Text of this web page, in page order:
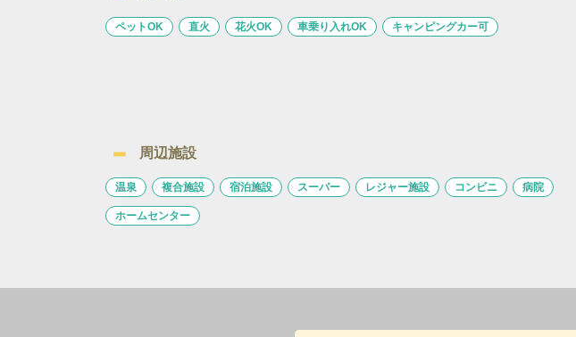
ペットOK 直火 花火OK 車乗り入れOK キャンピングカー可
周辺施設
温泉 複合施設 宿泊施設 スーパー レジャー施設 コンビニ 病院
ホームセンター